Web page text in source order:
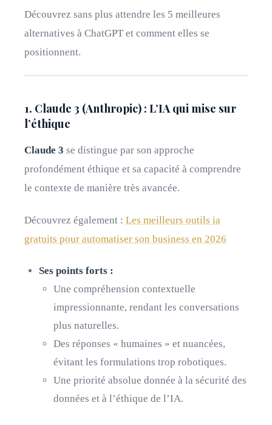
Découvrez sans plus attendre les 5 meilleures
alternatives à ChatGPT et comment elles se
positionnent.
1. Claude 3 (Anthropic) : L’IA qui mise sur
l’éthique
Claude 3 se distingue par son approche
profondément éthique et sa capacité à comprendre
le contexte de manière très avancée.
Découvrez également : Les meilleurs outils ia
gratuits pour automatiser son business en 2026
Ses points forts :
Une compréhension contextuelle
impressionnante, rendant les conversations
plus naturelles.
Des réponses « humaines » et nuancées,
évitant les formulations trop robotiques.
Une priorité absolue donnée à la sécurité des
données et à l’éthique de l’IA.